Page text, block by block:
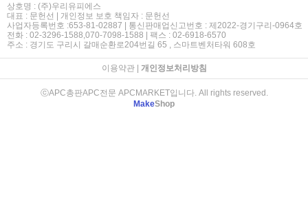
상호명 : (주)우리유피에스
대표 : 문헌선 | 개인정보 보호 책임자 : 문헌선
사업자등록번호 :653-81-02887 | 통신판매업신고번호 : 제2022-경기구리-0964호
전화 : 02-3296-1588,070-7098-1588 | 팩스 : 02-6918-6570
주소 : 경기도 구리시 갈매순환로204번길 65 , 스마트벤처타워 608호
이용약관| 개인정보처리방침
ⓒAPC총판APC전문 APCMARKET입니다. All rights reserved.
MakeShop